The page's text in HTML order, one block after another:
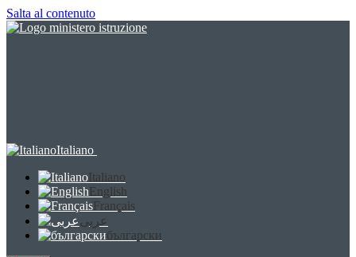
Salta al contenuto
Italiano
Italiano
English
Français
عربى
български